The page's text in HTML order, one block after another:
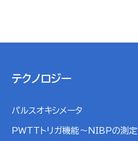
テクノロジー
パルスオキシメータ
PWTTトリガ機能～NIBPの測定